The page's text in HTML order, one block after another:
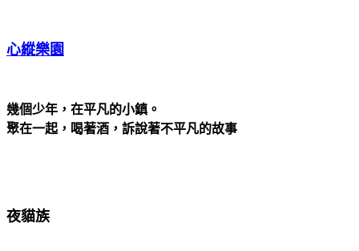
心縱樂園
幾個少年，在平凡的小鎮。
聚在一起，喝著酒，訴說著不平凡的故事
夜貓族